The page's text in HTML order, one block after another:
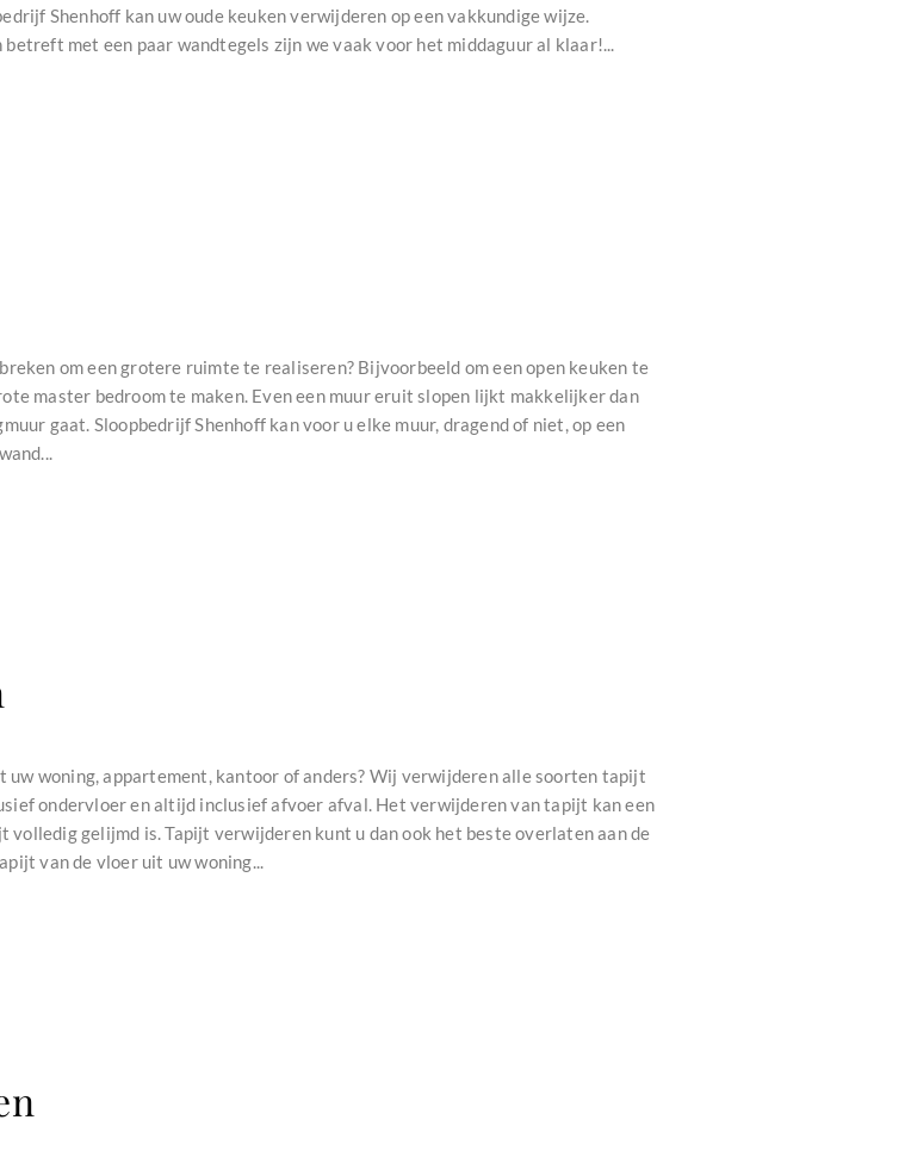
Shenhoff kan uw oude keuken verwijderen op een vakkundige wijze.
met een paar wandtegels zijn we vaak voor het middaguur al klaar!...
om een grotere ruimte te realiseren? Bijvoorbeeld om een open keuken te
master bedroom te maken. Even een muur eruit slopen lijkt makkelijker dan
gaat. Sloopbedrijf Shenhoff kan voor u elke muur, dragend of niet, op een
woning, appartement, kantoor of anders? Wij verwijderen alle soorten tapijt
ondervloer en altijd inclusief afvoer afval. Het verwijderen van tapijt kan een
gelijmd is. Tapijt verwijderen kunt u dan ook het beste overlaten aan de
van de vloer uit uw woning...